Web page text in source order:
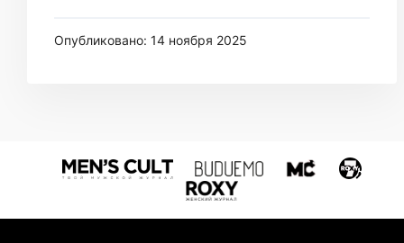
Опубликовано: 14 ноября 2025